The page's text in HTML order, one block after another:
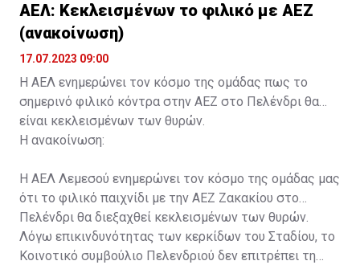
ΑΕΛ: Κεκλεισμένων το φιλικό με ΑΕΖ
(ανακοίνωση)
17.07.2023 09:00
Η ΑΕΛ ενημερώνει τον κόσμο της ομάδας πως το
σημερινό φιλικό κόντρα στην ΑΕΖ στο Πελένδρι θα
είναι κεκλεισμένων των θυρών.
Η ανακοίνωση:
Η ΑΕΛ Λεμεσού ενημερώνει τον κόσμο της ομάδας μας
ότι το φιλικό παιχνίδι με την ΑΕΖ Ζακακίου στο
Πελένδρι θα διεξαχθεί κεκλεισμένων των θυρών.
Λόγω επικινδυνότητας των κερκίδων του Σταδίου, το
Κοινοτικό συμβούλιο Πελενδριού δεν επιτρέπει τη